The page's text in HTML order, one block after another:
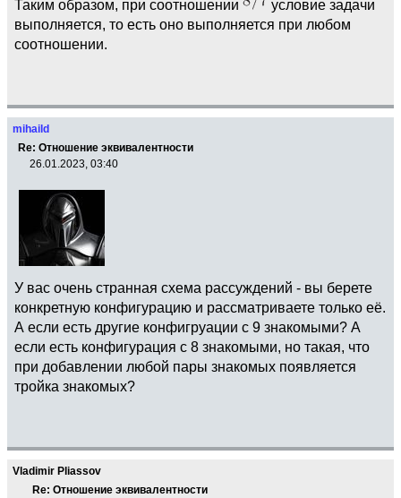
Таким образом, при соотношении
условие задачи
выполняется, то есть оно выполняется при любом
соотношении.
mihaild
Re: Отношение эквивалентности
26.01.2023, 03:40
У вас очень странная схема рассуждений - вы берете
конкретную конфигурацию и рассматриваете только её.
А если есть другие конфигруации с 9 знакомыми? А
если есть конфигурация с 8 знакомыми, но такая, что
при добавлении любой пары знакомых появляется
тройка знакомых?
Vladimir Pliassov
Re: Отношение эквивалентности